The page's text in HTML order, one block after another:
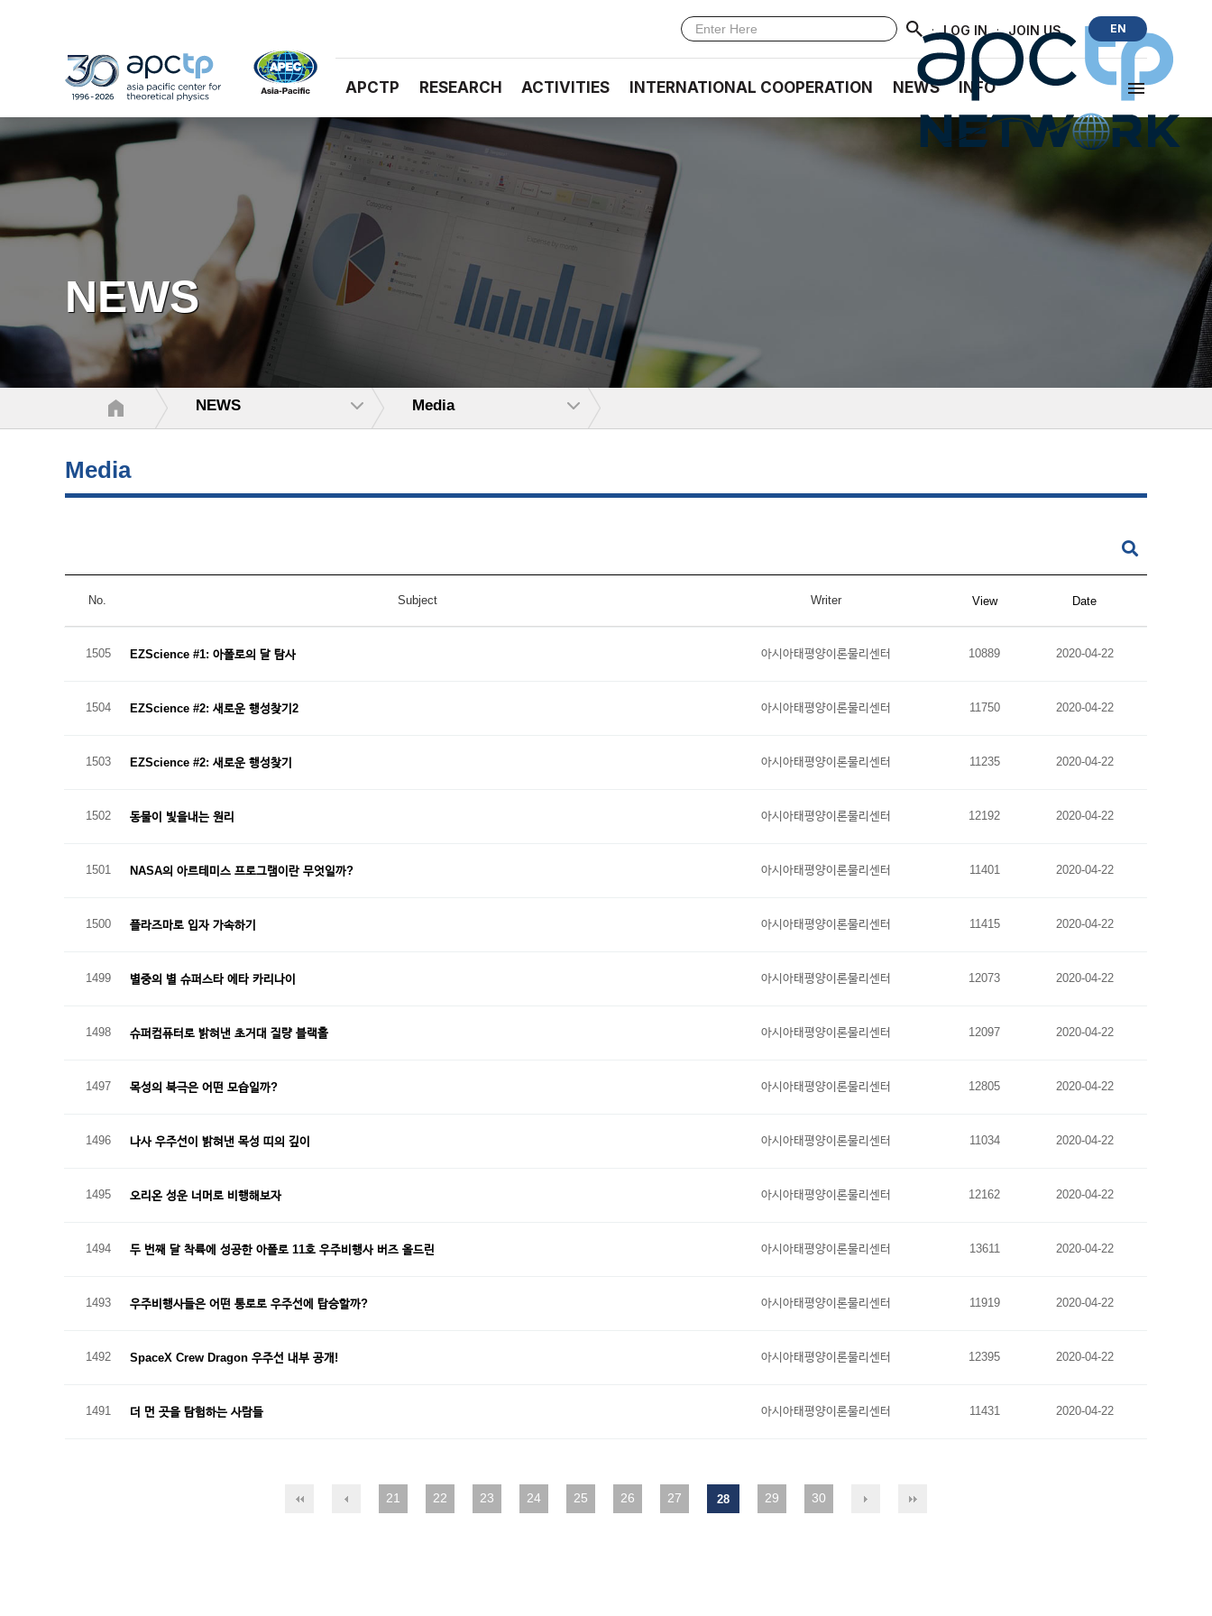
· LOG IN · JOIN US EN
APCTP RESEARCH ACTIVITIES INTERNATIONAL COOPERATION NEWS INFO
NEWS
NEWS Media
Media
No. Subject Writer View Date
1505 EZScience #1: 아폴로의 달 탐사 아시아태평양이론물리센터 10889 2020-04-22
1504 EZScience #2: 새로운 행성찾기2 아시아태평양이론물리센터 11750 2020-04-22
1503 EZScience #2: 새로운 행성찾기 아시아태평양이론물리센터 11235 2020-04-22
1502 동물이 빛을내는 원리 아시아태평양이론물리센터 12192 2020-04-22
1501 NASA의 아르테미스 프로그램이란 무엇일까? 아시아태평양이론물리센터 11401 2020-04-22
1500 플라즈마로 입자 가속하기 아시아태평양이론물리센터 11415 2020-04-22
1499 별중의 별 슈퍼스타 에타 카리나이 아시아태평양이론물리센터 12073 2020-04-22
1498 슈퍼컴퓨터로 밝혀낸 초거대 질량 블랙홀 아시아태평양이론물리센터 12097 2020-04-22
1497 목성의 북극은 어떤 모습일까? 아시아태평양이론물리센터 12805 2020-04-22
1496 나사 우주선이 밝혀낸 목성 띠의 깊이 아시아태평양이론물리센터 11034 2020-04-22
1495 오리온 성운 너머로 비행해보자 아시아태평양이론물리센터 12162 2020-04-22
1494 두 번째 달 착륙에 성공한 아폴로 11호 우주비행사 버즈 올드린 아시아태평양이론물리센터 13611 2020-04-22
1493 우주비행사들은 어떤 통로로 우주선에 탑승할까? 아시아태평양이론물리센터 11919 2020-04-22
1492 SpaceX Crew Dragon 우주선 내부 공개! 아시아태평양이론물리센터 12395 2020-04-22
1491 더 먼 곳을 탐험하는 사람들 아시아태평양이론물리센터 11431 2020-04-22
21 22 23 24 25 26 27 28 29 30